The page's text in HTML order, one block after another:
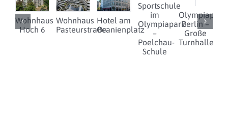
Wohnhaus
Hoch 6
Wohnhaus
Pasteurstraße
Hotel am
Oranienplatz
Sportschule
im
Olympiapark
–
Poelchau-
Schule
Olympiapark
Berlin –
Große
Turnhalle